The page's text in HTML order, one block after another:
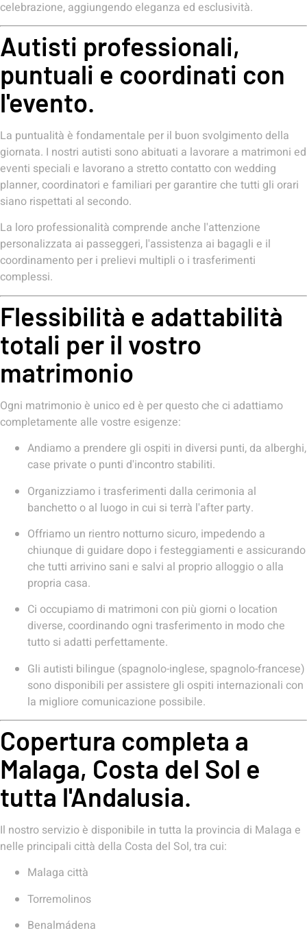
celebrazione, aggiungendo eleganza ed esclusività.
Autisti professionali,
puntuali e coordinati con
l'evento.
La puntualità è fondamentale per il buon svolgimento della
giornata. I nostri autisti sono abituati a lavorare a matrimoni ed
eventi speciali e lavorano a stretto contatto con wedding
planner, coordinatori e familiari per garantire che tutti gli orari
siano rispettati al secondo.
La loro professionalità comprende anche l'attenzione
personalizzata ai passeggeri, l'assistenza ai bagagli e il
coordinamento per i prelievi multipli o i trasferimenti
complessi.
Flessibilità e adattabilità
totali per il vostro
matrimonio
Ogni matrimonio è unico ed è per questo che ci adattiamo
completamente alle vostre esigenze:
Andiamo a prendere gli ospiti in diversi punti, da alberghi,
case private o punti d'incontro stabiliti.
Organizziamo i trasferimenti dalla cerimonia al
banchetto o al luogo in cui si terrà l'after party.
Offriamo un rientro notturno sicuro, impedendo a
chiunque di guidare dopo i festeggiamenti e assicurando
che tutti arrivino sani e salvi al proprio alloggio o alla
propria casa.
Ci occupiamo di matrimoni con più giorni o location
diverse, coordinando ogni trasferimento in modo che
tutto si adatti perfettamente.
Gli autisti bilingue (spagnolo-inglese, spagnolo-francese)
sono disponibili per assistere gli ospiti internazionali con
la migliore comunicazione possibile.
Copertura completa a
Malaga, Costa del Sol e
tutta l'Andalusia.
Il nostro servizio è disponibile in tutta la provincia di Malaga e
nelle principali città della Costa del Sol, tra cui:
Malaga città
Torremolinos
Benalmádena